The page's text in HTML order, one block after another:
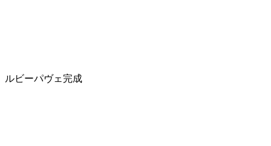
ルビーパヴェ完成